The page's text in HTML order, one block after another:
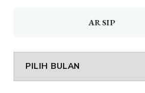
ARSIP
Arsip